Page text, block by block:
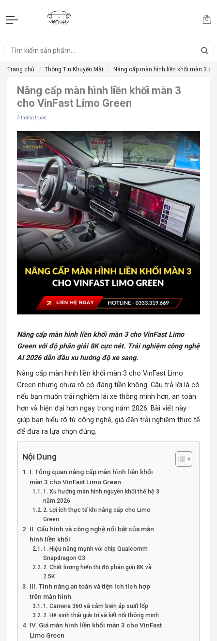
Trang chủ Thông Tin Khuyến Mãi Nâng cấp màn hình liền khối màn 3
Nâng cấp màn hình liền khối màn 3
cho VinFast Limo Green
3 tháng trước
Nâng cấp màn hình liền khối màn 3 cho VinFast Limo
Green với độ phân giải 8K cực nét. Trải nghiệm công nghệ
AI 2026 dẫn đầu xu hướng độ xe sang.
Nâng cấp màn hình liền khối màn 3 cho VinFast Limo
Green nhưng chưa rõ có đáng tiền không. Câu trả lời là có
nếu bạn muốn trải nghiệm lái xe thông minh hơn, an toàn
hơn và hiện đại hơn ngay trong năm 2026. Bài viết này
giúp bạn hiểu rõ từ công nghệ, giá đến trải nghiệm thực tế
để đưa ra lựa chọn đúng.
Nội Dung
I. Tổng quan nâng cấp màn hình liền khối
màn 3 cho VinFast Limo Green
1. Xu hướng màn hình nguyên khối thế hệ 3
năm 2026
2. Lợi ích thực tế khi nâng cấp cho Limo
Green
II. Cấu hình và công nghệ nổi bật của màn
hình liền khối
1. Hiệu năng mạnh với chip Qualcomm
Snapdragon G3
2. Chất lượng hiển thị độ phân giải 8K và
2.5K
III. Tính năng an toàn và tiện ích tích hợp
trên màn hình
1. Camera 360 và cảm biến áp suất lốp
2. Hệ sinh thái giải trí và kết nối thông minh
IV. Giá màn hình liền khối màn 3 cho VinFast
Limo Green